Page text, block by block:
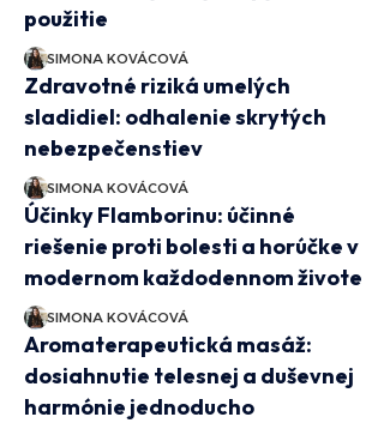
použitie
SIMONA KOVÁCOVÁ
Zdravotné riziká umelých
sladidiel: odhalenie skrytých
nebezpečenstiev
SIMONA KOVÁCOVÁ
Účinky Flamborinu: účinné
riešenie proti bolesti a horúčke v
modernom každodennom živote
SIMONA KOVÁCOVÁ
Aromaterapeutická masáž:
dosiahnutie telesnej a duševnej
harmónie jednoducho